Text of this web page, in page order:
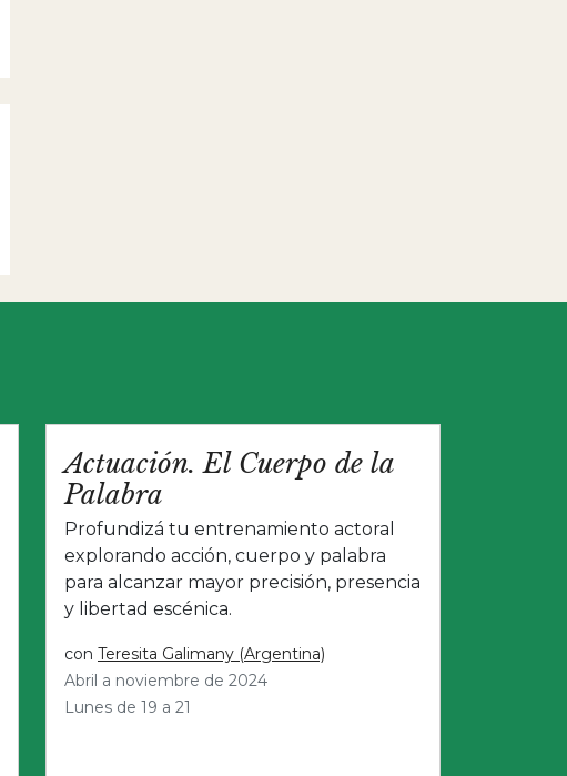
Actuación. El Cuerpo de la
Palabra
Profundizá tu entrenamiento actoral
explorando acción, cuerpo y palabra
para alcanzar mayor precisión, presencia
y libertad escénica.
con Teresita Galimany (Argentina)
Abril a noviembre de 2024
Lunes de 19 a 21